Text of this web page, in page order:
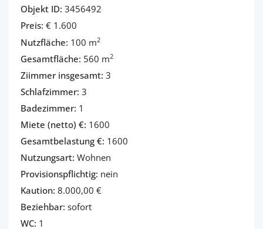
Objekt ID: 3456492
Preis: € 1.600
Nutzfläche: 100 m2
Gesamtfläche: 560 m2
Ziimmer insgesamt: 3
Schlafzimmer: 3
Badezimmer: 1
Miete (netto) €: 1600
Gesamtbelastung €: 1600
Nutzungsart: Wohnen
Provisionspflichtig: nein
Kaution: 8.000,00 €
Beziehbar: sofort
WC: 1